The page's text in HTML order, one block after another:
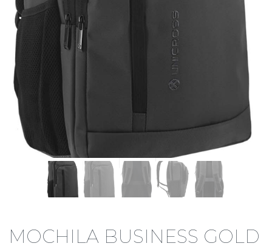
MOCHILA BUSINESS GOLD